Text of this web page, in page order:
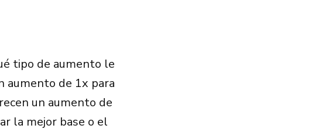
tipo de aumento le
aumento de 1x para
un aumento de
la mejor base o el